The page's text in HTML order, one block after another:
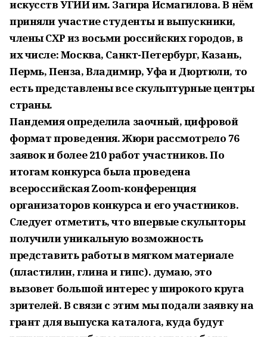
искусств УГИИ им. Загира Исмагилова. В нём
приняли участие студенты и выпускники,
члены СХР из восьми российских городов, в
их числе: Москва, Санкт-Петербург, Казань,
Пермь, Пенза, Владимир, Уфа и Дюртюли, то
есть представлены все скульптурные центры
страны.
Пандемия определила заочный, цифровой
формат проведения. Жюри рассмотрело 76
заявок и более 210 работ участников. По
итогам конкурса была проведена
всероссийская Zoom-конференция
организаторов конкурса и его участников.
Следует отметить, что впервые скульпторы
получили уникальную возможность
представить работы в мягком материале
(пластилин, глина и гипс). думаю, это
вызовет большой интерес у широкого круга
зрителей. В связи с этим мы подали заявку на
грант для выпуска каталога, куда будут